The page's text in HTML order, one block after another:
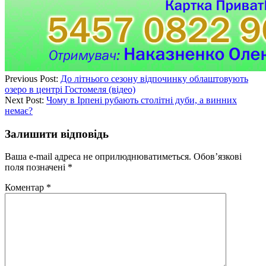
Previous Post: До літнього сезону відпочинку облаштовують
озеро в центрі Гостомеля (відео)
Next Post: Чому в Ірпені рубають столітні дуби, а винних
немає?
Залишити відповідь
Ваша e-mail адреса не оприлюднюватиметься. Обов’язкові
поля позначені *
Коментар *